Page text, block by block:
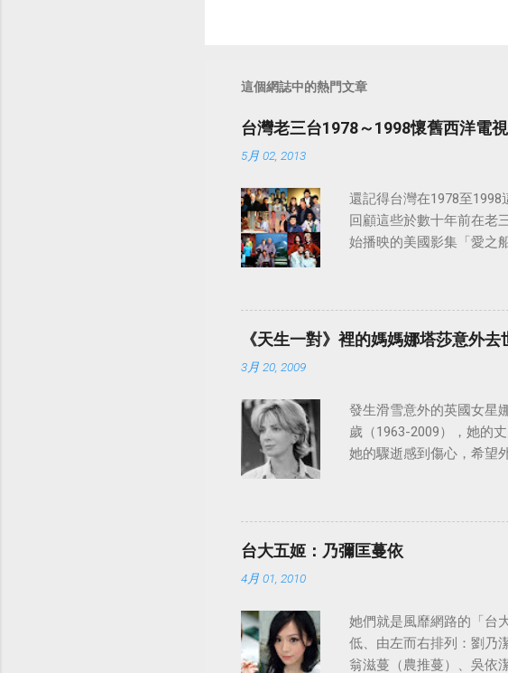
這個網誌中的熱門文章
台灣老三台1978～1998懷舊西洋電
5月 02, 2013
還記得台灣在1978至
回顧這些於數十年前在老
始播映的美國影集「愛之
《天生一對》裡的媽媽娜塔莎意外去
3月 20, 2009
發生滑雪意外的英國女星
歲（1963-2009），她的
她的驟逝感到傷心，希望
台大五姬：乃彌匡蔓依
4月 01, 2010
她們就是風靡網路的「台
低、由左而右排列：劉乃
翁滋蔓（農推蔓）、吳依